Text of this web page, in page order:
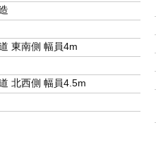
東南側 幅員4m
北西側 幅員4.5m